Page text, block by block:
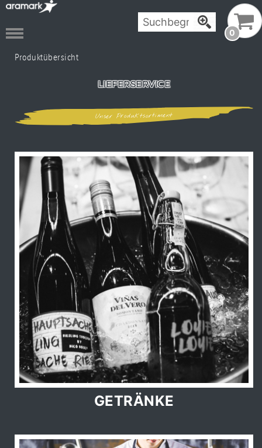
0
Produktübersicht
LIEFERSERVICE
Unser Produktsortiment
GETRÄNKE